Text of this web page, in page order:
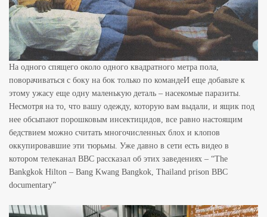
На одного спящего около одного квадратного метра пола,
поворачиваться с боку на бок только по командеИ еще добавьте к
этому ужасу еще одну маленькую деталь – насекомые паразиты.
Несмотря на то, что вашу одежду, которую вам выдали, и ящик под
нее обсыпают порошковым инсектицидов, все равно настоящим
бедствием можно считать многочисленных блох и клопов
оккупировавшие эти тюрьмы. Уже давно в сети есть видео в
котором телеканал ВВС рассказал об этих заведениях – “The
Bankgkok Hilton – Bang Kwang Bangkok, Thailand prison BBC
documentary”